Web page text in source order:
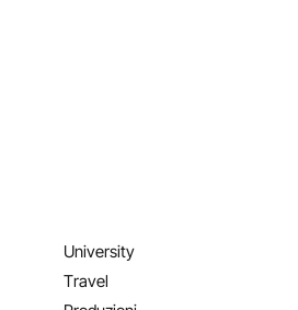
University
Travel